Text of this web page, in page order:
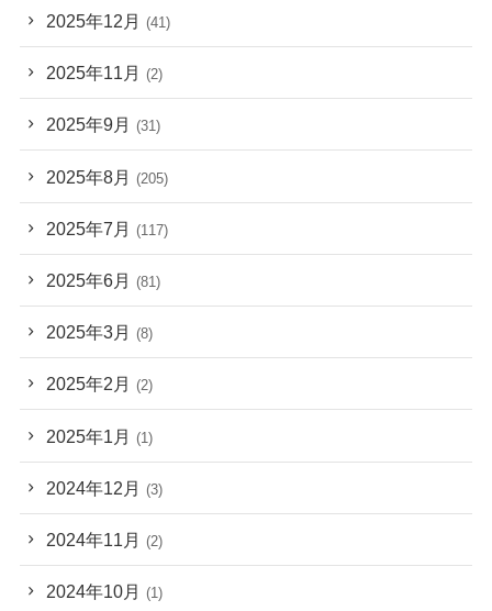
2025年12月 (41)
2025年11月 (2)
2025年9月 (31)
2025年8月 (205)
2025年7月 (117)
2025年6月 (81)
2025年3月 (8)
2025年2月 (2)
2025年1月 (1)
2024年12月 (3)
2024年11月 (2)
2024年10月 (1)